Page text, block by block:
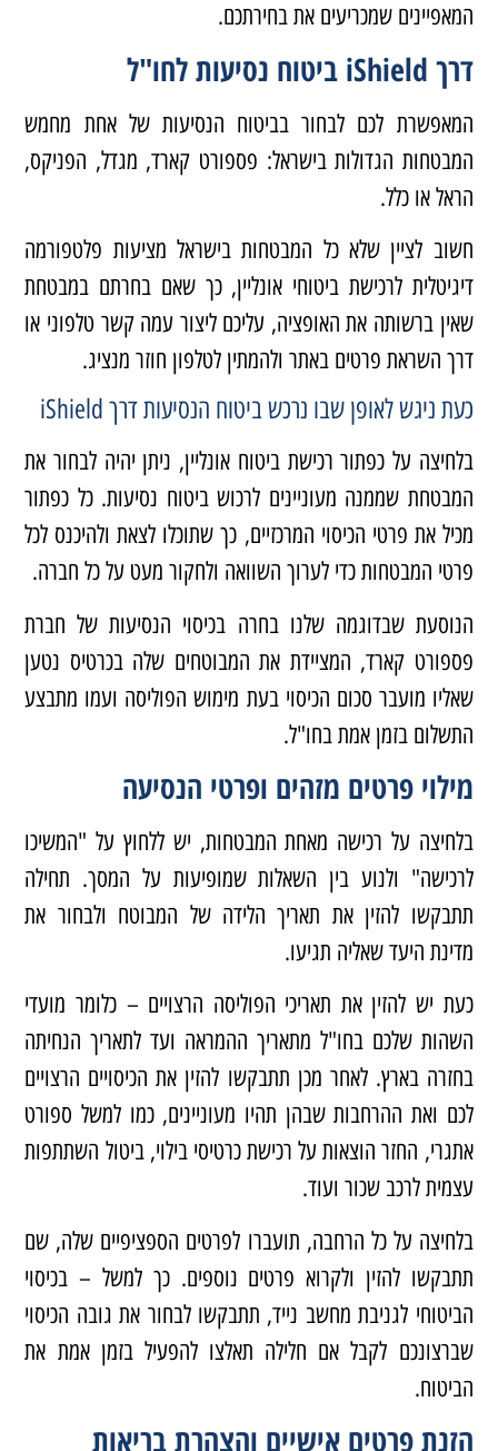
המאפיינים שמכריעים את בחירתכם.
דרך iShield ביטוח נסיעות לחו"ל
המאפשרת לכם לבחור בביטוח הנסיעות של אחת מחמש
המבטחות הגדולות בישראל: פספורט קארד, מגדל, הפניקס,
הראל או כלל.
חשוב לציין שלא כל המבטחות בישראל מציעות פלטפורמה
דיגיטלית לרכישת ביטוחי אונליין, כך שאם בחרתם במבטחת
שאין ברשותה את האופציה, עליכם ליצור עמה קשר טלפוני או
דרך השראת פרטים באתר ולהמתין לטלפון חוזר מנציג.
כעת ניגש לאופן שבו נרכש ביטוח הנסיעות דרך iShield
בלחיצה על כפתור רכישת ביטוח אונליין, ניתן יהיה לבחור את
המבטחת שממנה מעוניינים לרכוש ביטוח נסיעות. כל כפתור
מכיל את פרטי הכיסוי המרכזיים, כך שתוכלו לצאת ולהיכנס לכל
פרטי המבטחות כדי לערוך השוואה ולחקור מעט על כל חברה.
הנוסעת שבדוגמה שלנו בחרה בכיסוי הנסיעות של חברת
פספורט קארד, המציידת את המבוטחים שלה בכרטיס נטען
שאליו מועבר סכום הכיסוי בעת מימוש הפוליסה ועמו מתבצע
התשלום בזמן אמת בחו"ל.
מילוי פרטים מזהים ופרטי הנסיעה
בלחיצה על רכישה מאחת המבטחות, יש ללחוץ על "המשיכו
לרכישה" ולנוע בין השאלות שמופיעות על המסך. תחילה
תתבקשו להזין את תאריך הלידה של המבוטח ולבחור את
מדינת היעד שאליה תגיעו.
כעת יש להזין את תאריכי הפוליסה הרצויים – כלומר מועדי
השהות שלכם בחו"ל מתאריך ההמראה ועד לתאריך הנחיתה
בחזרה בארץ. לאחר מכן תתבקשו להזין את הכיסויים הרצויים
לכם ואת ההרחבות שבהן תהיו מעוניינים, כמו למשל ספורט
אתגרי, החזר הוצאות על רכישת כרטיסי בילוי, ביטול השתתפות
עצמית לרכב שכור ועוד.
בלחיצה על כל הרחבה, תועברו לפרטים הספציפיים שלה, שם
תתבקשו להזין ולקרוא פרטים נוספים. כך למשל – בכיסוי
הביטוחי לגניבת מחשב נייד, תתבקשו לבחור את גובה הכיסוי
שברצונכם לקבל אם חלילה תאלצו להפעיל בזמן אמת את
הביטוח.
הזנת פרטים אישיים והצהרת בריאות